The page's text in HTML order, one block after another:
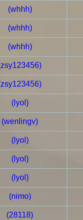
(whhh)
(whhh)
(whhh)
(lyol)
(wenlingv)
(lyol)
(lyol)
(lyol)
(nimo)
(28118)